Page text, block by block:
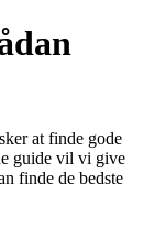
at finde gode
guide vil vi give
finde de bedste